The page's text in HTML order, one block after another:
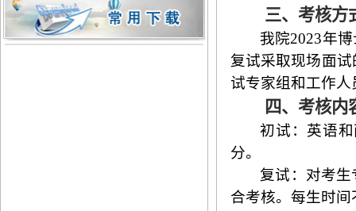
三、考核方
我院2023年
复试采取现场面
试专家组和工作
四、考核内
初试：英语
分。
复试：对考
合考核。每生时